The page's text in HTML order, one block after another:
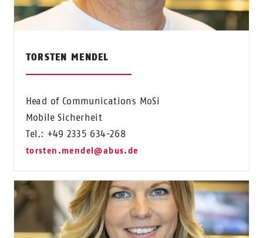
TORSTEN MENDEL
Head of Communications MoSi
Mobile Sicherheit
Tel.: +49 2335 634-268
torsten.mendel@abus.de